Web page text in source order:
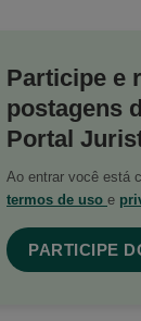
Participe e
postagens
Portal
Ao entrar você está
termos de uso e
PARTICIPE